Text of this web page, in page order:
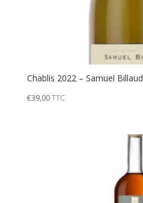
Chablis 2022 – Samuel Billaud
€39,00TTC